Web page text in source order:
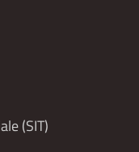
(SIT)